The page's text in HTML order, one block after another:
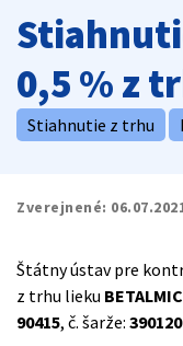
0,5 % z
Stiahnutie z trhu
Zverejnené:
Štátny ústav pre
z trhu lieku
90415, č. šarže: